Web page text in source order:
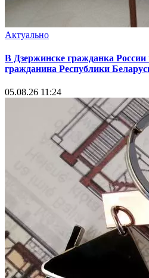
Актуально
В Дзержинске гражданка России
гражданина Республики
05.08.26 11:24